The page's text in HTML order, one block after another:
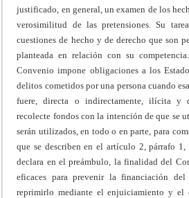
justificado, en general, un examen de los
verosimilitud de las pretensiones. Su
cuestiones de hecho y de derecho que son
planteada en relación con su
Convenio impone obligaciones a los
delitos cometidos por una persona cuando
fuere, directa o indirectamente, ilícita y
recolecte fondos con la intención de que se
serán utilizados, en todo o en parte, para
que se describen en el artículo 2, párrafo
declara en el preámbulo, la finalidad del
eficaces para prevenir la financiación del
reprimirlo mediante el enjuiciamiento y el